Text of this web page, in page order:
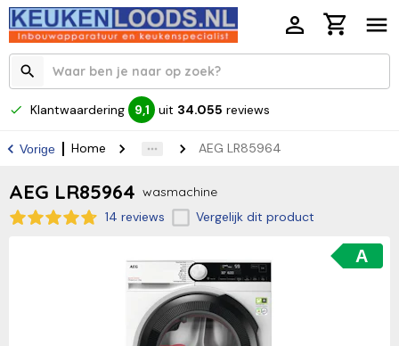
Klantwaardering 9,1 uit 34.055 reviews
Vorige Home AEG LR85964
AEG LR85964 wasmachine
14 reviews
Vergelijk dit product
A